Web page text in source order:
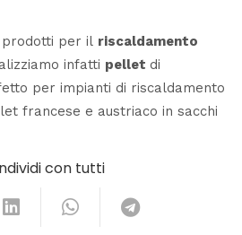
per il riscaldamento
infatti pellet di
per impianti di riscaldamento
francese e austriaco in sacchi
con tutti